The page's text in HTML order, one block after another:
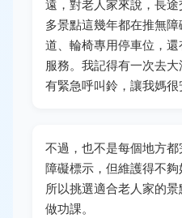
遠，對老人家來說，長
多景點這幾年都在推無
道、輪椅專用停車位，
服務。我記得有一次去
有緊急呼叫鈴，讓我媽很
不過，也不是每個地方
障礙標示，但維護得不夠
所以挑選適合老人家的
做功課。